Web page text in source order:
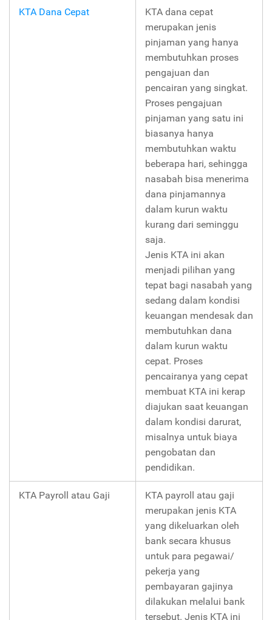
KTA Dana Cepat
KTA dana cepat
merupakan jenis
pinjaman yang hanya
membutuhkan proses
pengajuan dan
pencairan yang singkat.
Proses pengajuan
pinjaman yang satu ini
biasanya hanya
membutuhkan waktu
beberapa hari, sehingga
nasabah bisa menerima
dana pinjamannya
dalam kurun waktu
kurang dari seminggu
saja.
Jenis KTA ini akan
menjadi pilihan yang
tepat bagi nasabah yang
sedang dalam kondisi
keuangan mendesak dan
membutuhkan dana
dalam kurun waktu
cepat. Proses
pencairanya yang cepat
membuat KTA ini kerap
diajukan saat keuangan
dalam kondisi darurat,
misalnya untuk biaya
pengobatan dan
pendidikan.
KTA Payroll atau Gaji
KTA payroll atau gaji
merupakan jenis KTA
yang dikeluarkan oleh
bank secara khusus
untuk para pegawai/
pekerja yang
pembayaran gajinya
dilakukan melalui bank
tersebut. Jenis KTA ini